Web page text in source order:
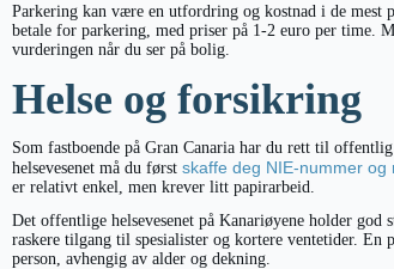
Parkering kan være en utfordring og kostnad i de mest
betale for parkering, med priser på 1-2 euro per time.
vurderingen når du ser på bolig.
Helse og forsikring
Som fastboende på Gran Canaria har du rett til
helsevesenet må du først skaffe deg NIE-nummer og
er relativt enkel, men krever litt papirarbeid.
Det offentlige helsevesenet på Kanariøyene holder
raskere tilgang til spesialister og kortere ventetider.
person, avhengig av alder og dekning.